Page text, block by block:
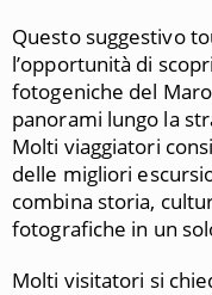
Questo suggestivo
l’opportunità di
fotogeniche del
panorami lungo la
Molti viaggiatori
delle migliori
combina storia,
fotografiche in un
Molti visitatori si